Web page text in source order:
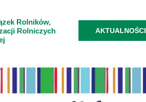
Rolników,
Rolniczych
AKTUALNOŚCI